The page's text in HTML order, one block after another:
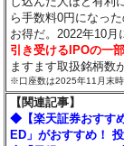
ら手数料0円になっ
お得だ。2022年10
引き受けるIPOの一
ますます取扱銘柄数
※口座数は2025年11月末
【関連記事】
◆【楽天証券おすす
ED」がおすすめ！